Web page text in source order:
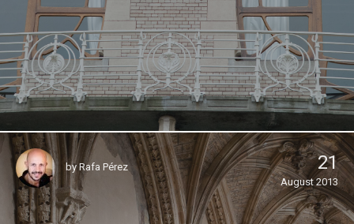
by Rafa Pérez 21
August 2013